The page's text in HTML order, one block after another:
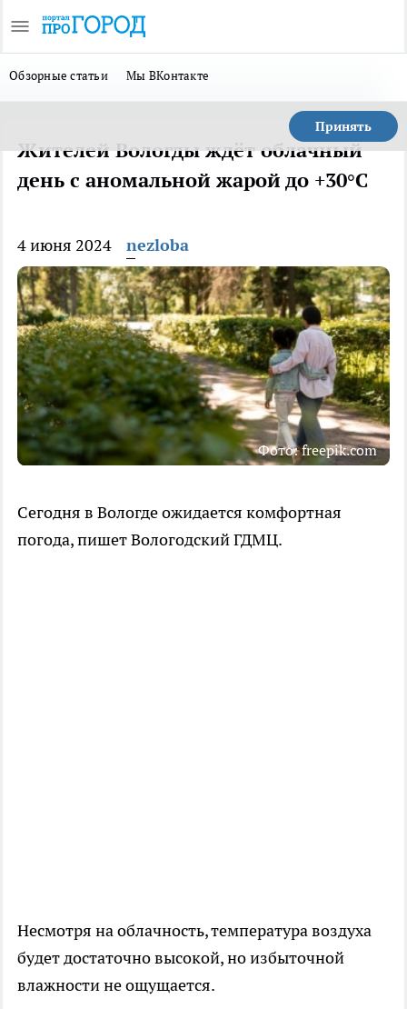
Обзорные статьи Мы ВКонтакте
Принять
Жителей Вологды ждёт облачный
день с аномальной жарой до +30°C
4 июня 2024 nezloba
Фото: freepik.com
Сегодня в Вологде ожидается комфортная
погода, пишет Вологодский ГДМЦ.
Несмотря на облачность, температура воздуха
будет достаточно высокой, но избыточной
влажности не ощущается.